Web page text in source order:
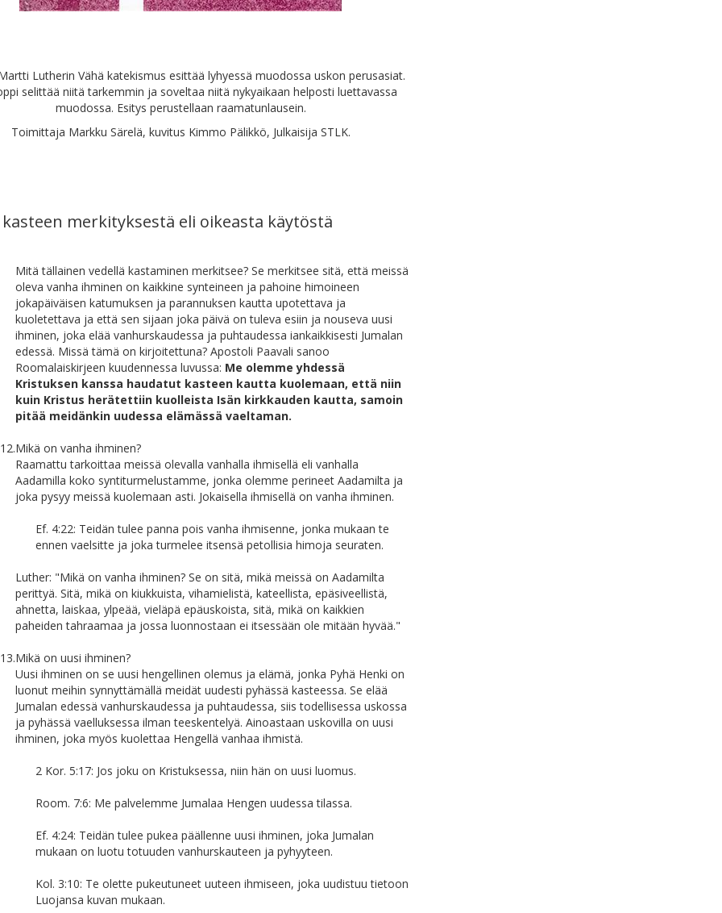
Lutherin Vähä katekismus esittää lyhyessä muodossa uskon perusasiat.
selittää niitä tarkemmin ja soveltaa niitä nykyaikaan helposti luettavassa
muodossa. Esitys perustellaan raamatunlausein.
Toimittaja Markku Särelä, kuvitus Kimmo Pälikkö, Julkaisija STLK.
merkityksestä eli oikeasta käytöstä
Mitä tällainen vedellä kastaminen merkitsee? Se merkitsee sitä, että meissä
oleva vanha ihminen on kaikkine synteineen ja pahoine himoineen
jokapäiväisen katumuksen ja parannuksen kautta upotettava ja
kuoletettava ja että sen sijaan joka päivä on tuleva esiin ja nouseva uusi
ihminen, joka elää vanhurskaudessa ja puhtaudessa iankaikkisesti Jumalan
edessä. Missä tämä on kirjoitettuna? Apostoli Paavali sanoo
Roomalaiskirjeen kuudennessa luvussa: Me olemme yhdessä
Kristuksen kanssa haudatut kasteen kautta kuolemaan, että niin
kuin Kristus herätettiin kuolleista Isän kirkkauden kautta, samoin
pitää meidänkin uudessa elämässä vaeltaman.
Mikä on vanha ihminen?
Raamattu tarkoittaa meissä olevalla vanhalla ihmisellä eli vanhalla
Aadamilla koko syntiturmelustamme, jonka olemme perineet Aadamilta ja
joka pysyy meissä kuolemaan asti. Jokaisella ihmisellä on vanha ihminen.
Ef. 4:22: Teidän tulee panna pois vanha ihmisenne, jonka mukaan te
ennen vaelsitte ja joka turmelee itsensä petollisia himoja seuraten.
Luther: "Mikä on vanha ihminen? Se on sitä, mikä meissä on Aadamilta
perittyä. Sitä, mikä on kiukkuista, vihamielistä, kateellista, epäsiveellistä,
ahnetta, laiskaa, ylpeää, vieläpä epäuskoista, sitä, mikä on kaikkien
paheiden tahraamaa ja jossa luonnostaan ei itsessään ole mitään hyvää."
Mikä on uusi ihminen?
Uusi ihminen on se uusi hengellinen olemus ja elämä, jonka Pyhä Henki on
luonut meihin synnyttämällä meidät uudesti pyhässä kasteessa. Se elää
Jumalan edessä vanhurskaudessa ja puhtaudessa, siis todellisessa uskossa
ja pyhässä vaelluksessa ilman teeskentelyä. Ainoastaan uskovilla on uusi
ihminen, joka myös kuolettaa Hengellä vanhaa ihmistä.
2 Kor. 5:17: Jos joku on Kristuksessa, niin hän on uusi luomus.
Room. 7:6: Me palvelemme Jumalaa Hengen uudessa tilassa.
Ef. 4:24: Teidän tulee pukea päällenne uusi ihminen, joka Jumalan
mukaan on luotu totuuden vanhurskauteen ja pyhyyteen.
Kol. 3:10: Te olette pukeutuneet uuteen ihmiseen, joka uudistuu tietoon
Luojansa kuvan mukaan.